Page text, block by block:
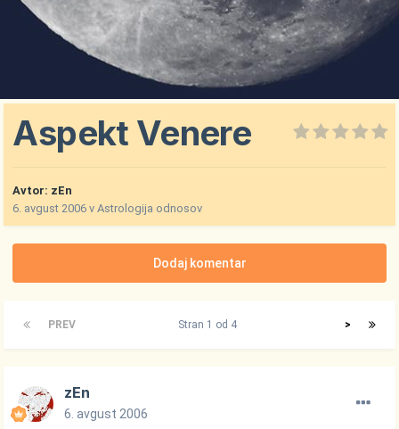
Aspekt Venere
Avtor: zEn
6. avgust 2006 vAstrologija odnosov
Dodaj komentar
PREV >
Stran 1 od 4
zEn
6. avgust 2006